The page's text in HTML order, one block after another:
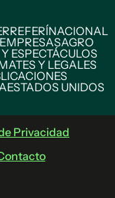
REFERÍNACIONAL
AGRO
ESPECTÁCULOS
Y LEGALES
ESTADOS UNIDOS
Privacidad